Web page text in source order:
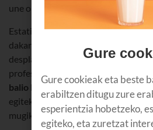
une oro jakin dezakezu zenbat
Estatistiken arabera, enpresek eta
dakarte ekitaldi birtualek; izan ere,
desplazamendu- eta garraio-
profesionalen
denbora
balio handiagoa du profesionalen
egiteko tresna ezin hobea da
mugikortasuna errazten dituen
Gure
Gure cookieak eta beste
erabiltzen ditugu zure
esperientzia hobetzeko,
egiteko, eta zuretzat